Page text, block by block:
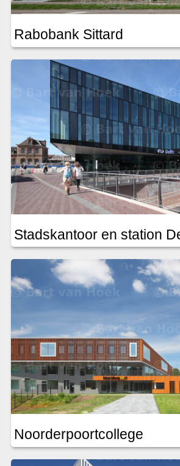
Rabobank Sittard
Stadskantoor en station
Noorderpoortcollege